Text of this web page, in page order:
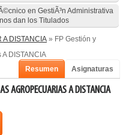
en GestiÃ³n Administrativa
dan los Titulados
A DISTANCIA » FP Gestión y
DISTANCIA
Resumen
Asignaturas
AGROPECUARIAS A DISTANCIA